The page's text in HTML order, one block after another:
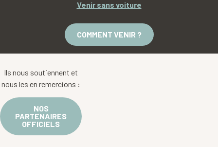
Venir sans voiture
COMMENT VENIR ?
Ils nous soutiennent et
nous les en remercions :
NOS
PARTENAIRES
OFFICIELS